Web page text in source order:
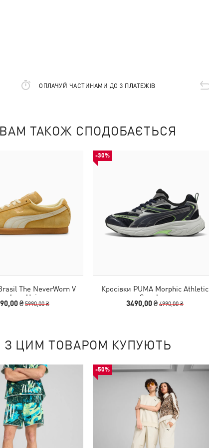
ОПЛАЧУЙ ЧАСТИНАМИ ДО 3 ПЛАТЕЖІВ
ВАМ ТАКОЖ СПОДОБАЄТЬСЯ
The NeverWorn V
Unisex
₴5990,00 ₴
-30%
Кросівки PUMA Morphic Athletic
Sneakers
3490,00 ₴4990,00 ₴
З ЦИМ ТОВАРОМ КУПУЮТЬ
-50%